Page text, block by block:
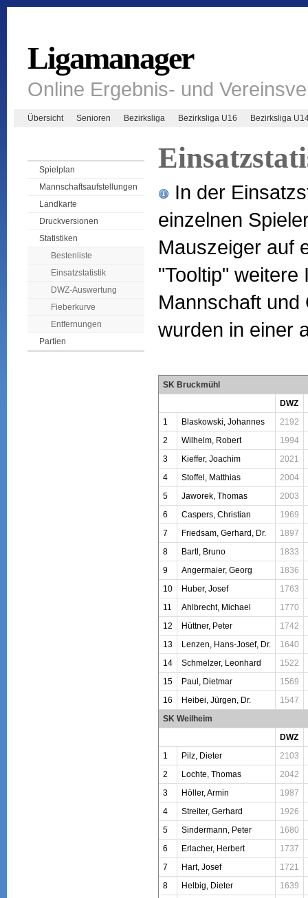
Ligamanager
Online Ergebnis- und
Übersicht Senioren Bezirksliga Bezirksliga U16 Bezirksliga
Spielplan
Mannschaftsaufstellungen
Landkarte
Druckversionen
Statistiken
Bestenliste
Einsatzstatistik
DWZ-Auswertung
Fieberkurve
Entfernungen
Partien
In der
einzelnen
Mauszeiger auf
"Tooltip"
Mannschaft
wurden in einer
SK Bruckmühl
DWZ
1
Blaskowski, Johannes
2192
2
Wilhelm, Robert 1994
3
Kieffer, Joachim
2021
4
Stoffel, Matthias 2004
5
Jaworek, Thomas 2003
6
Caspers, Christian 1969
7
Friedsam, Gerhard, Dr.
1897
8
Bartl, Bruno
1833
9
Angermaier, Georg
1836
10
Huber, Josef
1763
11
Ahlbrecht, Michael
1770
12
Hüttner, Peter
1742
13
Lenzen, Hans-Josef, Dr.
1640
14
Schmelzer, Leonhard
1522
15
Paul, Dietmar
1569
16
Heibei, Jürgen, Dr.
1547
SK Weilheim
DWZ
1
Pilz, Dieter
2103
2
Lochte, Thomas 2042
3
Höller, Armin 1987
4
Streiter, Gerhard
1926
5
Sindermann, Peter 1680
6
Erlacher, Herbert 1737
7
Hart, Josef
1721
8
Helbig, Dieter
1639